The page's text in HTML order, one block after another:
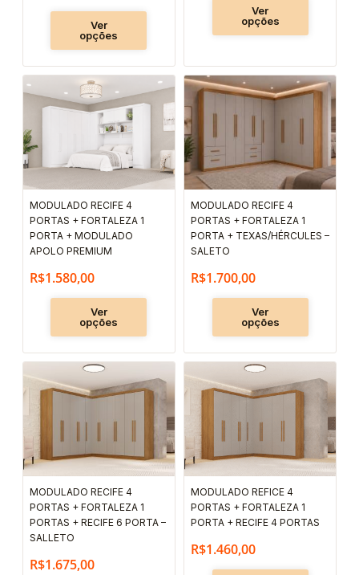
Ver
opções
produto
Ver
opções
MODULADO RECIFE 4
PORTAS + FORTALEZA 1
PORTA + MODULADO
APOLO PREMIUM
R$1.580,00
Ver
opções
Este
produto
tem
várias
variantes.
As
escolhidas
do
produto
MODULADO RECIFE 4
PORTAS + FORTALEZA 1
PORTA + TEXAS/HÉRCULES –
SALETO
R$1.700,00
Ver
opções
Este
produto
várias
variantes.
As
podem
do
produto
MODULADO RECIFE 4
PORTAS + FORTALEZA 1
PORTAS + RECIFE 6 PORTA –
SALLETO
R$1.675,00
produto
várias
variantes.
As
podem
escolhidas
MODULADO REFICE 4
PORTAS + FORTALEZA 1
PORTA + RECIFE 4 PORTAS
R$1.460,00
produto
várias
variantes.
As
podem